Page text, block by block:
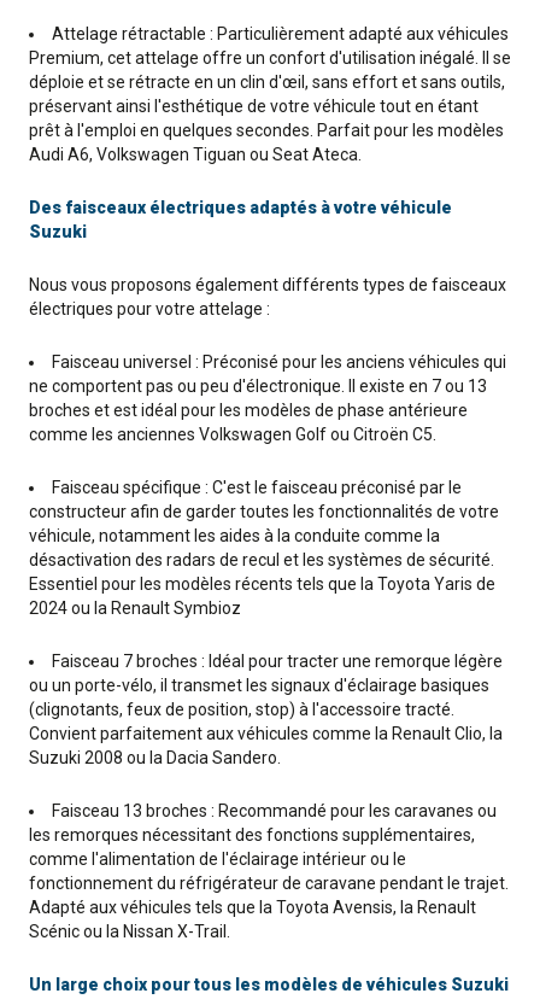
Attelage rétractable : Particulièrement adapté aux véhicules
Premium, cet attelage offre un confort d'utilisation inégalé. Il se
déploie et se rétracte en un clin d'œil, sans effort et sans outils,
préservant ainsi l'esthétique de votre véhicule tout en étant
prêt à l'emploi en quelques secondes. Parfait pour les modèles
Audi A6, Volkswagen Tiguan ou Seat Ateca.
Des faisceaux électriques adaptés à votre véhicule
Suzuki
Nous vous proposons également différents types de faisceaux
électriques pour votre attelage :
Faisceau universel : Préconisé pour les anciens véhicules qui
ne comportent pas ou peu d'électronique. Il existe en 7 ou 13
broches et est idéal pour les modèles de phase antérieure
comme les anciennes Volkswagen Golf ou Citroën C5.
Faisceau spécifique : C'est le faisceau préconisé par le
constructeur afin de garder toutes les fonctionnalités de votre
véhicule, notamment les aides à la conduite comme la
désactivation des radars de recul et les systèmes de sécurité.
Essentiel pour les modèles récents tels que la Toyota Yaris de
2024 ou la Renault Symbioz
Faisceau 7 broches : Idéal pour tracter une remorque légère
ou un porte-vélo, il transmet les signaux d'éclairage basiques
(clignotants, feux de position, stop) à l'accessoire tracté.
Convient parfaitement aux véhicules comme la Renault Clio, la
Suzuki 2008 ou la Dacia Sandero.
Faisceau 13 broches : Recommandé pour les caravanes ou
les remorques nécessitant des fonctions supplémentaires,
comme l'alimentation de l'éclairage intérieur ou le
fonctionnement du réfrigérateur de caravane pendant le trajet.
Adapté aux véhicules tels que la Toyota Avensis, la Renault
Scénic ou la Nissan X-Trail.
Un large choix pour tous les modèles de véhicules Suzuki